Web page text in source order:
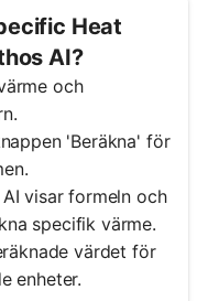
Heat
AI?
och
'Beräkna' för
visar formeln och
specifik värme.
värdet för
enheter.